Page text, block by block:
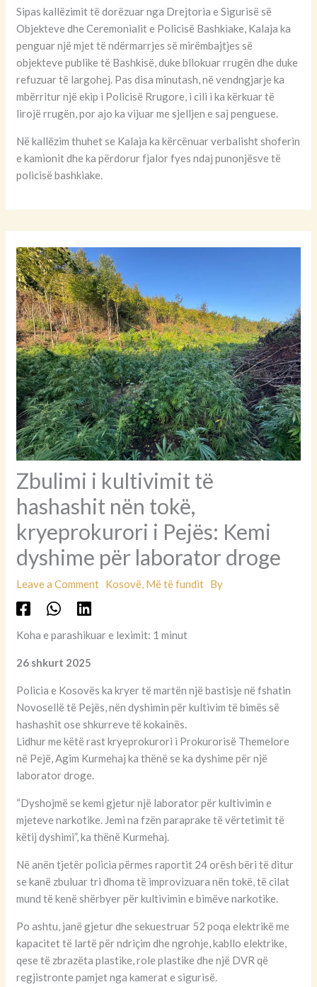
ditën e djeshme, ka penguar lëvizjen e një automjeti në
pronësi të bashkisë Tiranë, me të cilin po transportoheshin
dokumente, nga ky institucion, te Drejtoria e Përgjithshme e
Arkivave”, njofton policia.
KALLËZIMI NDAJ ARDIANA KALAJËS
Kujtojmë se ka qenë Bashkia e Tiranës që ka depozituar
kallëzimin penal ndaj Adriana Kalajës.
Sipas kallëzimit të dorëzuar nga Drejtoria e Sigurisë së
Objekteve dhe Ceremonialit e Policisë Bashkiake, Kalaja ka
refuzuar të largohej. Pas disa minutash, në vendngjarje ka
mbërritur një ekip i Policisë Rrugore, i cili i ka kërkuar të
lirojë rrugën, por ajo ka vijuar me sjelljen e saj penguese.
Në kallëzim thuhet se Kalaja ka kërcënuar verbalisht shoferin
e kamionit dhe ka përdorur fjalor fyes ndaj punonjësve të
policisë bashkiake.
Zbulimi i kultivimit të
hashashit nën tokë,
kryeprokurori i Pejës: Kemi
dyshime për laborator droge
Leave a Comment Kosovë,Më të funditBy
26 shkurt 2025
Policia e Kosovës ka kryer të martën një bastisje në fshatin
Novosellë të Pejës, nën dyshimin për kultivim të bimës së
hashashit ose shkurreve të kokainës.
Lidhur me këtë rast kryeprokurori i Prokurorisë Themelore
laborator droge.
“Dyshojmë se kemi gjetur një laborator për kultivimin e
mjeteve narkotike. Jemi na fzën paraprake të vërtetimit të